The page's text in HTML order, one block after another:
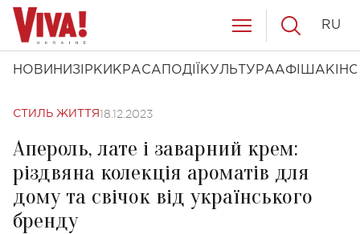
НОВИНИ ЗІРКИ КРАСА ПОДІЇ КУЛЬТУРААФІША КІНО
RU
СТИЛЬ ЖИТТЯ 18.12.2023
Апероль, лате і заварний крем:
різдвяна колекція ароматів для
дому та свічок від українського
бренду